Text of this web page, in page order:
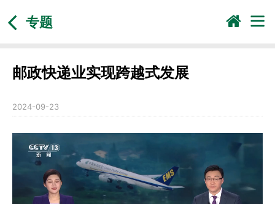
专题
邮政快递业实现跨越式发展
2024-09-23